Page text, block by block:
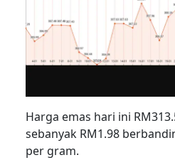
Harga emas hari ini
sebanyak RM1.98
per gram.